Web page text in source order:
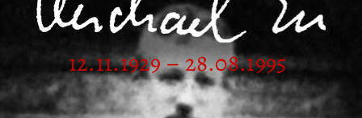
12.11.1929 – 28.08.1995